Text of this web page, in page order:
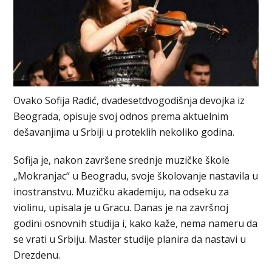
Ovako Sofija Radić, dvadesetdvogodišnja devojka iz
Beograda, opisuje svoj odnos prema aktuelnim
dešavanjima u Srbiji u proteklih nekoliko godina.
Sofija je, nakon završene srednje muzičke škole
„Mokranjac“ u Beogradu, svoje školovanje nastavila u
inostranstvu. Muzičku akademiju, na odseku za
violinu, upisala je u Gracu. Danas je na završnoj
godini osnovnih studija i, kako kaže, nema nameru da
se vrati u Srbiju. Master studije planira da nastavi u
Drezdenu.